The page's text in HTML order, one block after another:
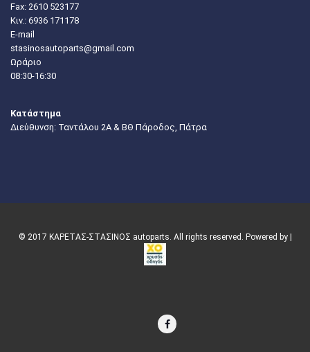
Fax: 2610 523177
Κιν.: 6936 171178
E-mail
stasinosautoparts@gmail.com
Ωράριο
08:30-16:30
Κατάστημα
Διεύθυνση: Ταντάλου 2Α & ΒΘ Πάροδος, Πάτρα
© 2017 ΚΑΡΕΤΑΣ-ΣΤΑΣΙΝΟΣ autoparts. All rights reserved. Powered by |